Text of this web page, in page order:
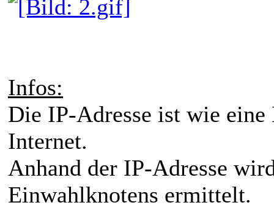
Infos:
Die IP-Adresse ist wie eine
Internet.
Anhand der IP-Adresse
Einwahlknotens ermittelt.